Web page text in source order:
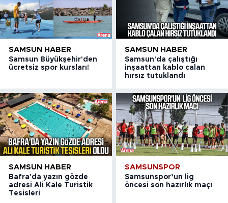
SAMSUN HABER
Samsun Büyükşehir'den
ücretsiz spor kursları!
SAMSUN HABER
Samsun'da çalıştığı
inşaattan kablo çalan
hırsız tutuklandı
SAMSUN HABER
Bafra'da yazın gözde
adresi Ali Kale Turistik
Tesisleri
SAMSUNSPOR
Samsunspor’un lig
öncesi son hazırlık maçı